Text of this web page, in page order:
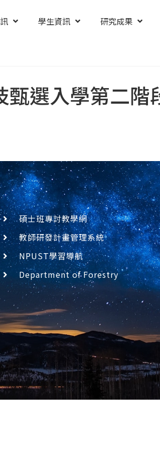
學生資訊 研究成果
甄選入學第二
碩士班專討教學網
教師研發計畫管理系統
NPUST學習導航
Department of Forestry